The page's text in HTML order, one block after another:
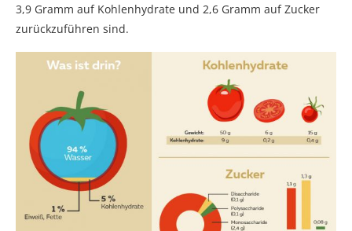
3,9 Gramm auf Kohlenhydrate und 2,6 Gramm auf Zucker
zurückzuführen sind.